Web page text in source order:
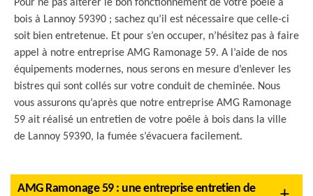
Pour ne pas altérer le bon fonctionnement de votre poêle à
bois à Lannoy 59390 ; sachez qu’il est nécessaire que celle-ci
soit bien entretenue. Et pour s’en occuper, n’hésitez pas à faire
appel à notre entreprise AMG Ramonage 59. A l’aide de nos
équipements modernes, nous serons en mesure d’enlever les
bistres qui sont collés sur votre conduit de cheminée. Nous
vous assurons qu’après que notre entreprise AMG Ramonage
59 ait réalisé un entretien de votre poêle à bois dans la ville
de Lannoy 59390, la fumée s’évacuera facilement.
AMG Ramonage 59 : une entreprise entretien de